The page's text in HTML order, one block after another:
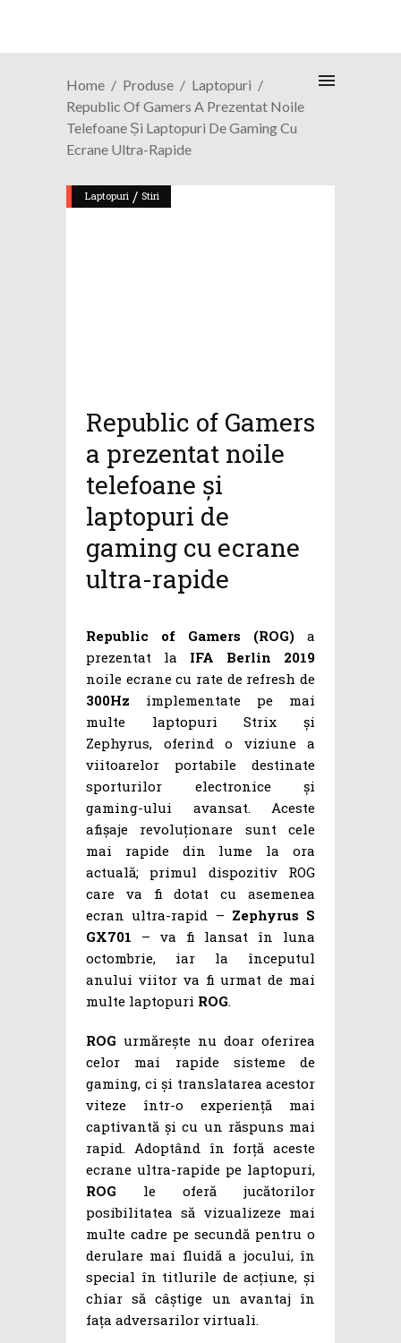
Home Produse
Laptopuri
Republic Of Gamers A Prezentat Noile
Telefoane Și Laptopuri De Gaming Cu
Ecrane Ultra-Rapide
Laptopuri / Stiri
Republic of Gamers
a prezentat noile
telefoane și
laptopuri de
gaming cu ecrane
ultra-rapide
Republic of Gamers (ROG) a
prezentat la IFA Berlin 2019
noile ecrane cu rate de refresh de
300Hz implementate pe mai
multe laptopuri Strix și
Zephyrus, oferind o viziune a
viitoarelor portabile destinate
sporturilor electronice și
gaming-ului avansat. Aceste
afișaje revoluționare sunt cele
mai rapide din lume la ora
actuală; primul dispozitiv ROG
care va fi dotat cu asemenea
ecran ultra-rapid – Zephyrus S
GX701 – va fi lansat în luna
octombrie, iar la începutul
anului viitor va fi urmat de mai
multe laptopuri ROG.
ROG urmărește nu doar oferirea
celor mai rapide sisteme de
gaming, ci și translatarea acestor
viteze într-o experiență mai
captivantă și cu un răspuns mai
rapid. Adoptând în forță aceste
ecrane ultra-rapide pe laptopuri,
ROG le oferă jucătorilor
posibilitatea să vizualizeze mai
multe cadre pe secundă pentru o
derulare mai fluidă a jocului, în
special în titlurile de acțiune, și
chiar să câștige un avantaj în
fața adversarilor virtuali.